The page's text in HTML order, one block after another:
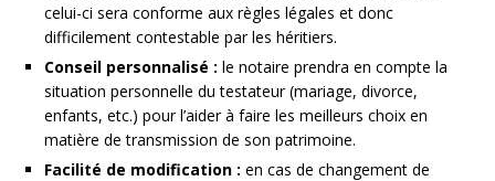
celui-ci sera conforme aux règles légales et donc
difficilement contestable par les héritiers.
Conseil personnalisé : le notaire prendra en compte la
situation personnelle du testateur (mariage, divorce,
enfants, etc.) pour l’aider à faire les meilleurs choix en
matière de transmission de son patrimoine.
Facilité de modification : en cas de changement de